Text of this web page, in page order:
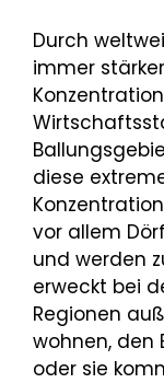
Durch
immer
diese
vor allem
und werden
erweckt bei
Regionen
wohnen, den
oder sie